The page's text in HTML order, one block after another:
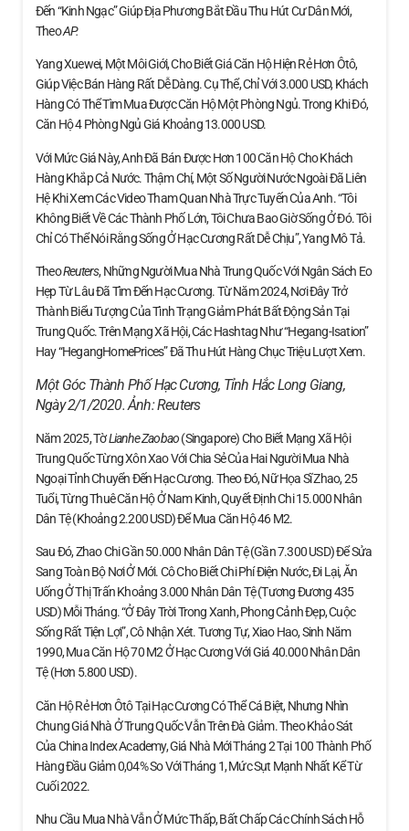
Đến “kinh Ngạc” Giúp Địa Phương Bắt Đầu Thu Hút Cư Dân Mới,
TheoAP.
Yang Xuewei, Một Môi Giới, Cho Biết Giá Căn Hộ Hiện Rẻ Hơn Ôtô,
Giúp Việc Bán Hàng Rất Dễ Dàng. Cụ Thể, Chỉ Với 3.000 USD, Khách
Hàng Có Thể Tìm Mua Được Căn Hộ Một Phòng Ngủ. Trong Khi Đó,
Căn Hộ 4 Phòng Ngủ Giá Khoảng 13.000 USD.
Với Mức Giá Này, Anh Đã Bán Được Hơn 100 Căn Hộ Cho Khách
Hàng Khắp Cả Nước. Thậm Chí, Một Số Người Nước Ngoài Đã Liên
Hệ Khi Xem Các Video Tham Quan Nhà Trực Tuyến Của Anh. “Tôi
Không Biết Về Các Thành Phố Lớn, Tôi Chưa Bao Giờ Sống Ở Đó. Tôi
Chỉ Có Thể Nói Rằng Sống Ở Hạc Cương Rất Dễ Chịu”, Yang Mô Tả.
TheoReuters, Những Người Mua Nhà Trung Quốc Với Ngân Sách Eo
Hẹp Từ Lâu Đã Tìm Đến Hạc Cương. Từ Năm 2024, Nơi Đây Trở
Thành Biểu Tượng Của Tình Trạng Giảm Phát Bất Động Sản Tại
Trung Quốc. Trên Mạng Xã Hội, Các Hashtag Như “Hegang-Isation”
Hay “HegangHomePrices” Đã Thu Hút Hàng Chục Triệu Lượt Xem.
Một Góc Thành Phố Hạc Cương, Tỉnh Hắc Long Giang,
Ngày 2/1/2020. Ảnh:Reuters
Năm 2025, TờLianhe Zaobao(Singapore) Cho Biết Mạng Xã Hội
Trung Quốc Từng Xôn Xao Với Chia Sẻ Của Hai Người Mua Nhà
Ngoại Tỉnh Chuyển Đến Hạc Cương. Theo Đó, Nữ Họa Sĩ Zhao, 25
Tuổi, Từng Thuê Căn Hộ Ở Nam Kinh, Quyết Định Chi 15.000 Nhân
Dân Tệ (khoảng 2.200 USD) Để Mua Căn Hộ 46 M2.
Sau Đó, Zhao Chi Gần 50.000 Nhân Dân Tệ (gần 7.300 USD) Để Sửa
Sang Toàn Bộ Nơi Ở Mới. Cô Cho Biết Chi Phí Điện Nước, Đi Lại, Ăn
Uống Ở Thị Trấn Khoảng 3.000 Nhân Dân Tệ (tương Đương 435
USD) Mỗi Tháng. “Ở Đây Trời Trong Xanh, Phong Cảnh Đẹp, Cuộc
Sống Rất Tiện Lợi”, Cô Nhận Xét. Tương Tự, Xiao Hao, Sinh Năm
1990, Mua Căn Hộ 70 M2 Ở Hạc Cương Với Giá 40.000 Nhân Dân
Tệ (hơn 5.800 USD).
Căn Hộ Rẻ Hơn Ôtô Tại Hạc Cương Có Thể Cá Biệt, Nhưng Nhìn
Chung Giá Nhà Ở Trung Quốc Vẫn Trên Đà Giảm. Theo Khảo Sát
Của China Index Academy, Giá Nhà Mới Tháng 2 Tại 100 Thành Phố
Hàng Đầu Giảm 0,04% So Với Tháng 1, Mức Sụt Mạnh Nhất Kể Từ
Cuối 2022.
Nhu Cầu Mua Nhà Vẫn Ở Mức Thấp, Bất Chấp Các Chính Sách Hỗ